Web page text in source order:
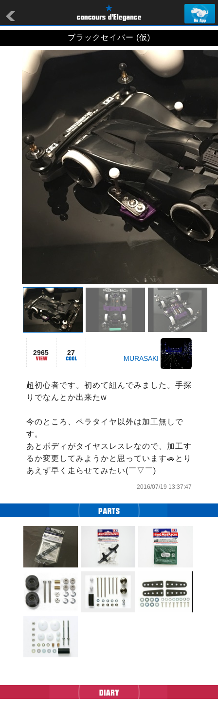
ブラックセイバー (仮)
2965 27
MURASAKI
超初心者です。初めて組んでみました。手探
りでなんとか出来たw
今のところ、ペラタイヤ以外は加工無しで
す。
あとボディがタイヤスレスレなので、加工す
るか変更してみようかと思っています🚗とり
あえず早く走らせてみたい(￣▽￣)
2016/07/19 13:37:47